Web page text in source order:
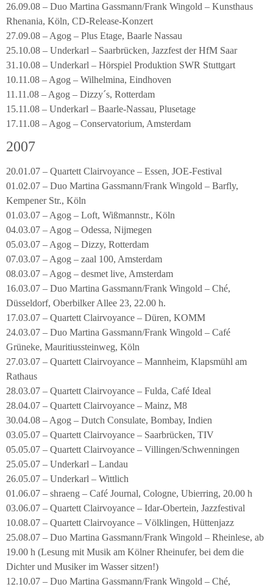
26.09.08 – Duo Martina Gassmann/Frank Wingold – Kunsthaus
Rhenania, Köln, CD-Release-Konzert
27.09.08 – Agog – Plus Etage, Baarle Nassau
25.10.08 – Underkarl – Saarbrücken, Jazzfest der HfM Saar
31.10.08 – Underkarl – Hörspiel Produktion SWR Stuttgart
10.11.08 – Agog – Wilhelmina, Eindhoven
11.11.08 – Agog – Dizzy´s, Rotterdam
15.11.08 – Underkarl – Baarle-Nassau, Plusetage
17.11.08 – Agog – Conservatorium, Amsterdam
2007
20.01.07 – Quartett Clairvoyance – Essen, JOE-Festival
01.02.07 – Duo Martina Gassmann/Frank Wingold – Barfly,
Kempener Str., Köln
01.03.07 – Agog – Loft, Wißmannstr., Köln
04.03.07 – Agog – Odessa, Nijmegen
05.03.07 – Agog – Dizzy, Rotterdam
07.03.07 – Agog – zaal 100, Amsterdam
08.03.07 – Agog – desmet live, Amsterdam
16.03.07 – Duo Martina Gassmann/Frank Wingold – Ché,
Düsseldorf, Oberbilker Allee 23, 22.00 h.
17.03.07 – Quartett Clairvoyance – Düren, KOMM
24.03.07 – Duo Martina Gassmann/Frank Wingold – Café
Grüneke, Mauritiussteinweg, Köln
27.03.07 – Quartett Clairvoyance – Mannheim, Klapsmühl am
Rathaus
28.03.07 – Quartett Clairvoyance – Fulda, Café Ideal
28.04.07 – Quartett Clairvoyance – Mainz, M8
30.04.08 – Agog – Dutch Consulate, Bombay, Indien
03.05.07 – Quartett Clairvoyance – Saarbrücken, TIV
05.05.07 – Quartett Clairvoyance – Villingen/Schwenningen
25.05.07 – Underkarl – Landau
26.05.07 – Underkarl – Wittlich
01.06.07 – shraeng – Café Journal, Cologne, Ubierring, 20.00 h
03.06.07 – Quartett Clairvoyance – Idar-Obertein, Jazzfestival
10.08.07 – Quartett Clairvoyance – Völklingen, Hüttenjazz
25.08.07 – Duo Martina Gassmann/Frank Wingold – Rheinlese, ab
19.00 h (Lesung mit Musik am Kölner Rheinufer, bei dem die
Dichter und Musiker im Wasser sitzen!)
12.10.07 – Duo Martina Gassmann/Frank Wingold – Ché,